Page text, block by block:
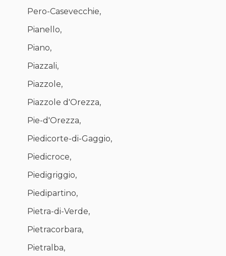
Pero-Casevecchie,
Pianello,
Piano,
Piazzali,
Piazzole,
Piazzole d'Orezza,
Pie-d'Orezza,
Piedicorte-di-Gaggio,
Piedicroce,
Piedigriggio,
Piedipartino,
Pietra-di-Verde,
Pietracorbara,
Pietralba,